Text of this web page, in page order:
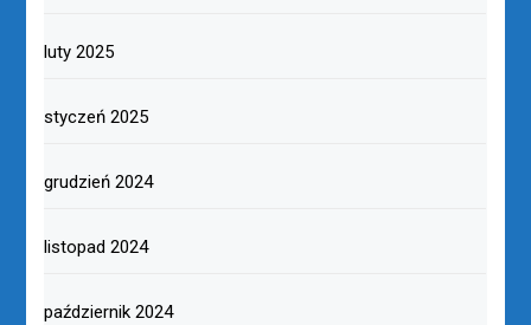
luty 2025
styczeń 2025
grudzień 2024
listopad 2024
październik 2024